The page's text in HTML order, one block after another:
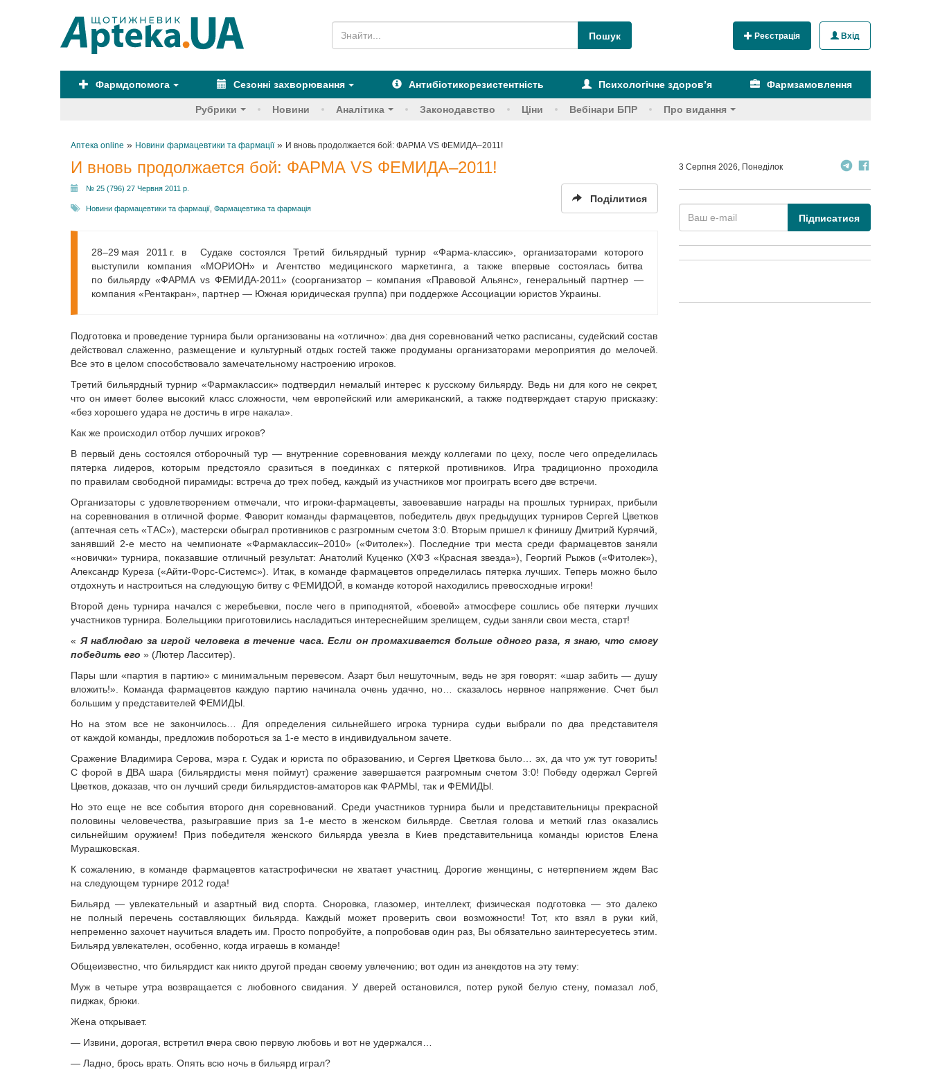
Реєстрація Вхід
Фармдопомога Сезонні захворювання Антибіотикорезистентність Психологічне здоров’я Фармзамовлення
Рубрики Новини Аналітика Законодавство Ціни Вебінари БПР Про видання
Аптека online » Новини фармацевтики та фармації» И вновь продолжается бой: ФАРМА VS ФЕМИДА–2011!
И вновь продолжается бой: ФАРМА VS ФЕМИДА–2011!
№ 25 (796) 27 Червня 2011 р.
Новини фармацевтики та фармації Фармацевтика та фармація
Поділитися
28–29 мая 2011 г. в Судаке cостоялся Третий бильярдный турнир «Фарма-классик», организаторами которого
выступили компания «МОРИОН­» и Агентство медицинского маркетинга, а также впервые состоялась битва
по бильярду «ФАРМА vs ФЕМИДА-2011» (соорганизатор – компания «Правовой Альянс», генеральный партнер —
компания «Рентакран», партнер — Южная юридическая группа) при поддержке Ассоциации юристов Украины.
Подготовка и проведение турнира были организованы на «отлично»: два дня соревнований четко расписаны, судейский состав
действовал слаженно, размещение и культурный отдых гостей также продуманы организаторами мероприятия до мелочей.
Все это в целом способствовало замечательному настроению игроков.
Третий бильярдный турнир «Фармаклассик» подтвердил немалый интерес к русскому бильярду. Ведь ни для кого не секрет,
что он имеет более высокий класс сложности, чем европейский или американский, а также подтверждает старую присказку:
«без хорошего удара не достичь в игре накала».
Как же происходил отбор лучших игроков?
В первый день состоялся отборочный тур — внутренние соревнования между коллегами по цеху, после чего определилась
пятерка лидеров, которым предстояло сразиться в поединках с пятеркой противников. Игра традиционно проходила
по правилам свободной пирамиды: встреча до трех побед, каждый из участников мог проиграть всего две встречи.
Организаторы с удовлетворением отмечали, что игроки-фармацевты, завоевавшие награды на прошлых турнирах, прибыли
на соревнования в отличной форме. Фаворит команды фармацевтов, победитель двух предыдущих турниров Сергей Цветков
(аптечная сеть «ТАС»), мастерски обыграл противников с разгромным счетом 3:0. Вторым пришел к финишу Дмитрий Курячий,
занявший 2-е место на чемпионате «Фармаклассик–2010» («Фитолек»). Последние три места среди фармацевтов заняли
«новички» турнира, показавшие отличный результат: Анатолий Куценко (ХФЗ «Красная звезда»), Георгий Рыжов («Фитолек»),
Александр Куреза («Айти-Форс-Системс»). Итак, в команде фармацевтов определилась пятерка лучших. Теперь можно было
отдохнуть и настроиться на следующую битву с ФЕМИДОЙ, в команде которой находились превосходные игроки!
Второй день турнира начался с жеребьевки, после чего в приподнятой, «боевой» атмосфере сошлись обе пятерки лучших
участников турнира. Болельщики приготовились насладиться интереснейшим зрелищем, судьи заняли свои места, старт!
« Я наблюдаю за игрой человека в течение часа. Если он промахивается больше одного раза, я знаю, что смогу
победить его » (Лютер Ласситер).
Пары шли «партия в партию» с минимальным перевесом. Азарт был нешуточным, ведь не зря говорят: «шар забить — душу
вложить!». Команда фармацевтов каждую партию начинала очень удачно, но… сказалось нервное напряжение. Счет был
большим у представителей ФЕМИДЫ.
Но на этом все не закончилось… Для определения сильнейшего игрока турнира судьи выбрали по два представителя
от каждой команды, предложив побороться за 1-е место в индивидуальном зачете.
Сражение Владимира Серова, мэра г. Судак и юриста по образованию, и Сергея Цветкова было… эх, да что уж тут говорить!
С форой в ДВА шара (бильярдисты меня поймут) сражение завершается разгромным счетом 3:0! Победу одержал Сергей
Цветков, доказав, что он лучший среди бильярдистов-аматоров как ФАРМЫ, так и ФЕМИДЫ.
Но это еще не все события второго дня соревнований. Среди участников турнира были и представительницы прекрасной
половины человечества, разыгравшие приз за 1-е место в женском бильярде. Светлая голова и меткий глаз оказались
сильнейшим оружием! Приз победителя женского бильярда увезла в Киев представительница команды юристов Елена
Мурашковская.
К сожалению, в команде фармацевтов катастрофически не хватает участниц. Дорогие женщины, с нетерпением ждем Вас
на следующем турнире 2012 года!
Бильярд — увлекательный и азартный вид спорта. Сноровка, глазомер, интеллект, физическая подготовка — это далеко
не полный перечень составляющих бильярда. Каждый может проверить свои возможности! Тот, кто взял в руки кий,
непременно захочет научиться владеть им. Просто попробуйте, а попробовав один раз, Вы обязательно заинтересуетесь этим.
Бильярд увлекателен, особенно, когда играешь в команде!
Общеизвестно, что бильярдист как никто другой предан своему увлечению; вот один из анекдотов на эту тему:
Муж в четыре утра возвращается с любовного свидания. У дверей остановился, потер рукой белую стену, помазал лоб,
пиджак, брюки.
Жена открывает.
— Извини, дорогая, встретил вчера свою первую любовь и вот не удержался…
— Ладно, брось врать. Опять всю ночь в бильярд играл?
3 Серпня 2026, Понеділок
Підписатися